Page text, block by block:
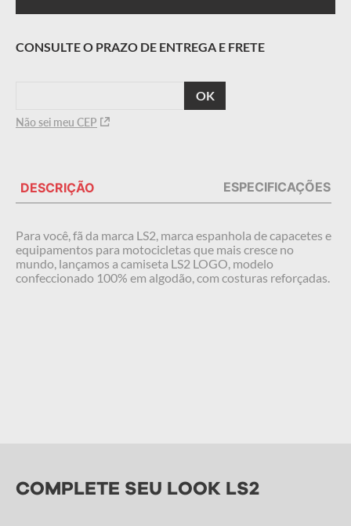
Não sei meu CEP
CALCULAR
O FRETE
DESCRIÇÃO ESPECIFICAÇÕES
Para você, fã da marca LS2, marca espanhola de capacetes e
equipamentos para motocicletas que mais cresce no
mundo, lançamos a camiseta LS2 LOGO, modelo
confeccionado 100% em algodão, com costuras reforçadas.
COMPLETE SEU LOOK LS2